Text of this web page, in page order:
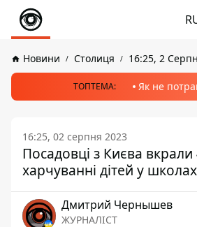
Новини Столиця 16:25, 2
ТОПТЕМА: Як не
16:25, 02 серпня 2023
Посадовці з Києва
харчуванні дітей у школах
Дмитрий Чернышев
ЖУРНАЛІСТ